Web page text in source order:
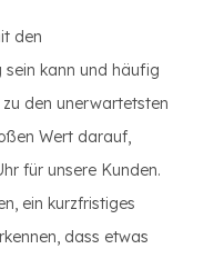
den
sein kann und häufig
den unerwartetsten
Wert darauf,
für unsere Kunden.
ein kurzfristiges
dass etwas